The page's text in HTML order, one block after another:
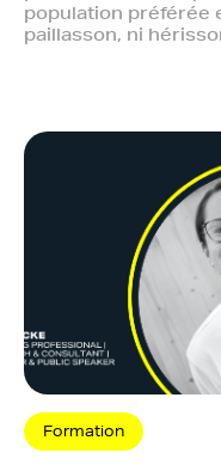
population préférée
paillasson, ni
Formation